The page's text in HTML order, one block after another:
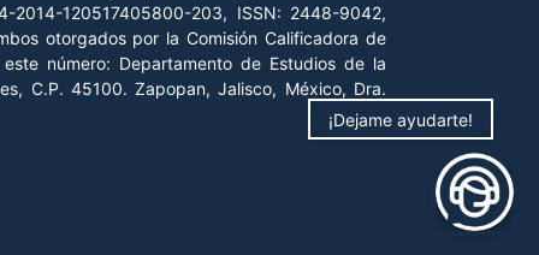
2014-120517405800-203, ISSN: 2448-9042,
otorgados por la Comisión Calificadora de
número: Departamento de Estudios de la
C.P. 45100. Zapopan, Jalisco, México, Dra.
¡Dejame ayudarte!